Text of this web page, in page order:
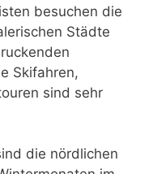
besuchen die
Städte
Skifahren,
sind sehr
die nördlichen